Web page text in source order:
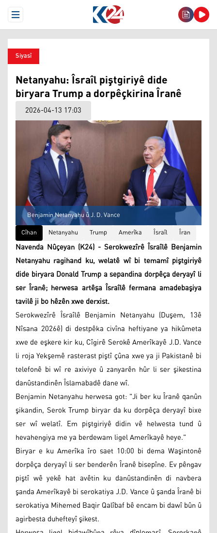
Open Menu
Siyasî
Netanyahu: Îsraîl piştgiriyê dide
biryara Trump a dorpêçkirina Îranê
2026-04-13 17:03
Benjamin Netanyahu û J. D. Vance
Cîhan
Netanyahu Trump Amerîka Îsraîl Îran
Navenda Nûçeyan (K24) - Serokwezîrê Îsraîlê Benjamin
Netanyahu ragihand ku, welatê wî bi temamî piştgiriyê
dide biryara Donald Trump a sepandina dorpêça deryayî li
ser Îranê; herwesa artêşa Îsraîlê fermana amadebaşiya
tavilê ji bo hêzên xwe derxist.
Serokwezîrê Îsraîlê Benjamin Netanyahu (Duşem, 13ê
Nîsana 2026ê) di destpêka civîna heftiyane ya hikûmeta
xwe de eşkere kir ku, Cîgirê Serokê Amerîkayê J.D. Vance
li roja Yekşemê rasterast piştî çûna xwe ya ji Pakistanê bi
telefonê bi wî re axiviye û zanyarên hûr li ser şikestina
danûstandinên Îslamabadê dane wî.
Benjamin Netanyahu herwesa got: "Ji ber ku Îranê qanûn
şikandin, Serok Trump biryar da ku dorpêça deryayî bixe
ser wî welatî. Em piştgiriyê didin vê helwesta tund û
hevahengiya me ya berdewam ligel Amerîkayê heye."
Biryar e ku Amerîka îro saet 10:00 bi dema Waşintonê
dorpêça deryayî li ser benderên Îranê bisepîne. Ev pêngav
piştî wê yekê hat avêtin ku danûstandinên di navbera
şanda Amerîkayê bi serokatiya J.D. Vance û şanda Îranê bi
serokatiya Mihemed Baqir Qalîbaf bê encam bi dawî bûn û
agirbesta duhefteyî şikest.